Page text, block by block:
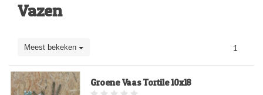
Vazen
Meest bekeken 1
Groene Vaas Tortile 10x18